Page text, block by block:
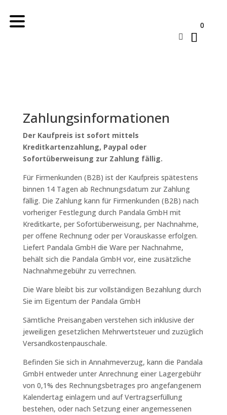

0
Zahlungsinformationen
Der Kaufpreis ist sofort mittels
Kreditkartenzahlung, Paypal oder
Sofortüberweisung zur Zahlung fällig.
Für Firmenkunden (B2B) ist der Kaufpreis spätestens
binnen 14 Tagen ab Rechnungsdatum zur Zahlung
fällig. Die Zahlung kann für Firmenkunden (B2B) nach
vorheriger Festlegung durch Pandala GmbH mit
Kreditkarte, per Sofortüberweisung, per Nachnahme,
per offene Rechnung oder per Vorauskasse erfolgen.
Liefert Pandala GmbH die Ware per Nachnahme,
behält sich die Pandala GmbH vor, eine zusätzliche
Nachnahmegebühr zu verrechnen.
Die Ware bleibt bis zur vollständigen Bezahlung durch
Sie im Eigentum der Pandala GmbH
Sämtliche Preisangaben verstehen sich inklusive der
jeweiligen gesetzlichen Mehrwertsteuer und zuzüglich
Versandkostenpauschale.
Befinden Sie sich in Annahmeverzug, kann die Pandala
GmbH entweder unter Anrechnung einer Lagergebühr
von 0,1% des Rechnungsbetrages pro angefangenem
Kalendertag einlagern und auf Vertragserfüllung
bestehen, oder nach Setzung einer angemessenen